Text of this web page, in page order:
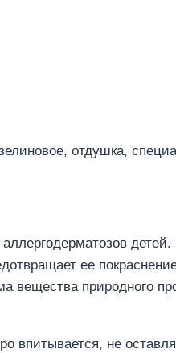
отдушка,
ее
природного
впитывается, не